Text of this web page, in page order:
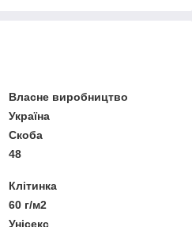
Власне виробництво
Україна
Скоба
48
Клітинка
60 г/м2
Унісекс